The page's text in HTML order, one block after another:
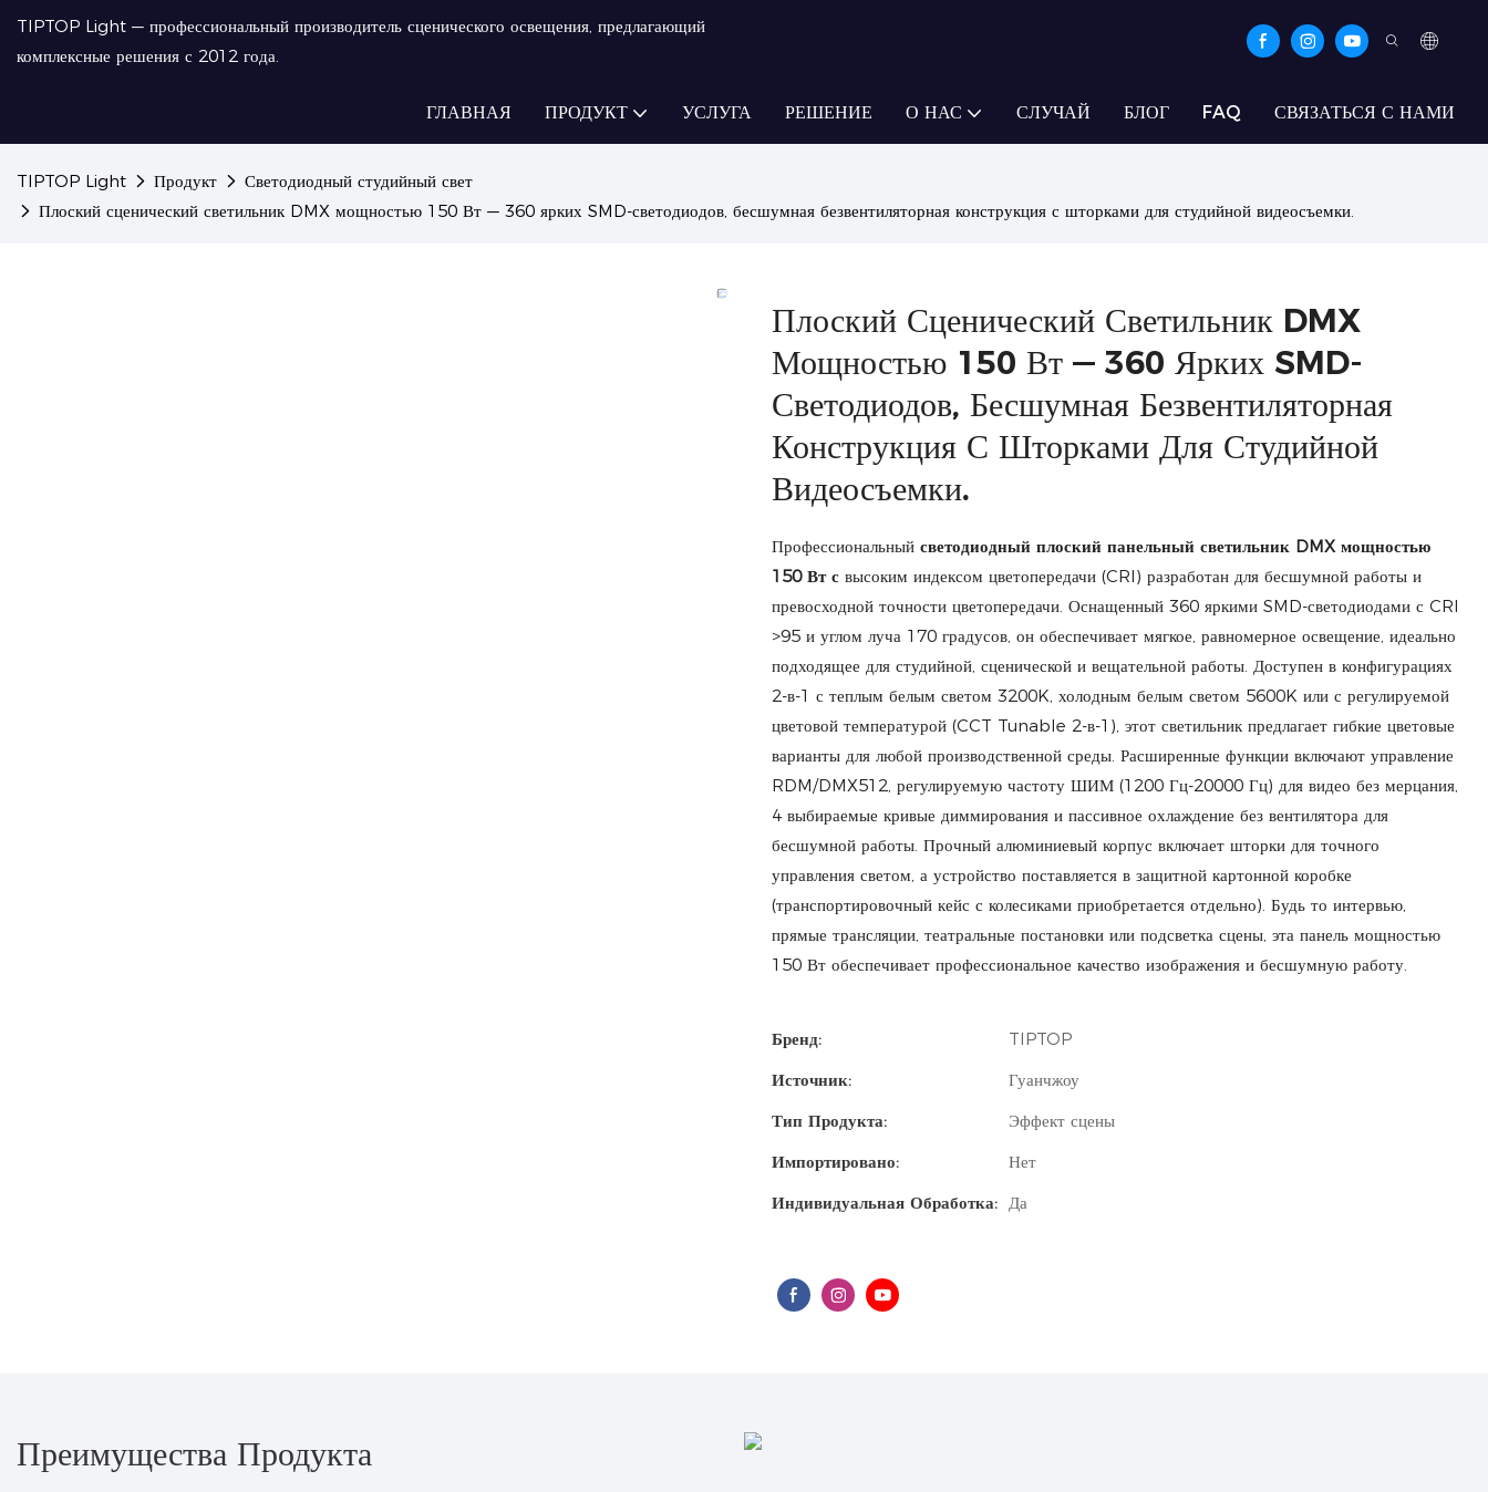
TIPTOP Light — профессиональный производитель сценического освещения, предлагающий
комплексные решения с 2012 года.
ГЛАВНАЯ ПРОДУКТ УСЛУГА РЕШЕНИЕ О НАС СЛУЧАЙ БЛОГ FAQ СВЯЗАТЬСЯ С НАМИ
TIPTOP Light Продукт
Светодиодный студийный свет
Плоский сценический светильник DMX мощностью 150 Вт — 360 ярких SMD-светодиодов, бесшумная безвентиляторная конструкция с шторками для студийной видеосъемки.
Плоский Сценический Светильник DMX
Мощностью 150 Вт — 360 Ярких SMD-
Светодиодов, Бесшумная Безвентиляторная
Конструкция С Шторками Для Студийной
Видеосъемки.
Профессиональный светодиодный плоский панельный светильник DMX мощностью
150 Вт с высоким индексом цветопередачи (CRI) разработан для бесшумной работы и
превосходной точности цветопередачи. Оснащенный 360 яркими SMD-светодиодами с CRI
>95 и углом луча 170 градусов, он обеспечивает мягкое, равномерное освещение, идеально
подходящее для студийной, сценической и вещательной работы. Доступен в конфигурациях
2-в-1 с теплым белым светом 3200K, холодным белым светом 5600K или с регулируемой
цветовой температурой (CCT Tunable 2-в-1), этот светильник предлагает гибкие цветовые
варианты для любой производственной среды. Расширенные функции включают управление
RDM/DMX512, регулируемую частоту ШИМ (1200 Гц-20000 Гц) для видео без мерцания,
4 выбираемые кривые диммирования и пассивное охлаждение без вентилятора для
бесшумной работы. Прочный алюминиевый корпус включает шторки для точного
управления светом, а устройство поставляется в защитной картонной коробке
(транспортировочный кейс с колесиками приобретается отдельно). Будь то интервью,
прямые трансляции, театральные постановки или подсветка сцены, эта панель мощностью
150 Вт обеспечивает профессиональное качество изображения и бесшумную работу.
Бренд:
TIPTOP
Источник:
Гуанчжоу
Тип Продукта:
Эффект сцены
Импортировано:
Нет
Индивидуальная Обработка: Да
Преимущества Продукта